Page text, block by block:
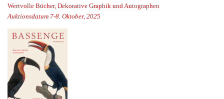
Wertvolle Bücher, Dekorative Graphik und Autographen
Auktionsdatum 7-8. Oktober, 2025